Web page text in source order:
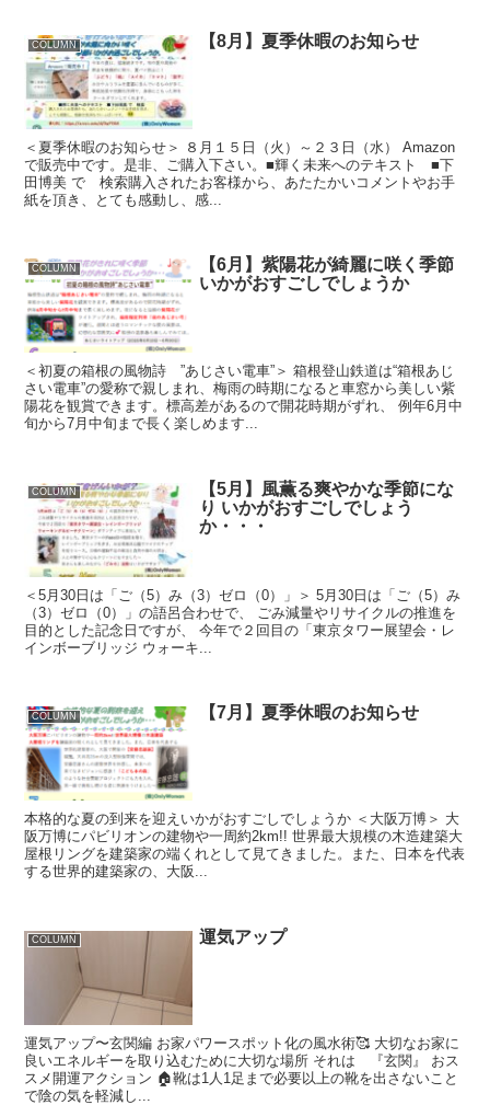
COLUMN 【8月】夏季休暇のお知らせ
＜夏季休暇のお知らせ＞ ８月１５日（火）～２３日（水） Amazon
で販売中です。是非、ご購入下さい。■輝く未来へのテキスト ■下
田博美 で 検索購入されたお客様から、あたたかいコメントやお手
紙を頂き、とても感動し、感...
COLUMN
【6月】紫陽花が綺麗に咲く季節
いかがおすごしでしょうか
＜初夏の箱根の風物詩 ”あじさい電車”＞ 箱根登山鉄道は“箱根あじ
さい電車”の愛称で親しまれ、梅雨の時期になると車窓から美しい紫
陽花を観賞できます。標高差があるので開花時期がずれ、 例年6月中
旬から7月中旬まで長く楽しめます...
COLUMN
【5月】風薫る爽やかな季節にな
り いかがおすごしでしょう
か・・・
＜5月30日は「ご（5）み（3）ゼロ（0）」＞ 5月30日は「ご（5）み
（3）ゼロ（0）」の語呂合わせで、 ごみ減量やリサイクルの推進を
目的とした記念日ですが、 今年で２回目の「東京タワー展望会・レ
インボーブリッジ ウォーキ...
COLUMN 【7月】夏季休暇のお知らせ
本格的な夏の到来を迎えいかがおすごしでしょうか ＜大阪万博＞ 大
阪万博にパビリオンの建物や一周約2km!! 世界最大規模の木造建築大
屋根リングを建築家の端くれとして見てきました。また、日本を代表
する世界的建築家の、大阪...
COLUMN 運気アップ
運気アップ〜玄関編 お家パワースポット化の風水術🥰 大切なお家に
良いエネルギーを取り込むために大切な場所 それは 『玄関』 おス
スメ開運アクション 🏠靴は1人1足まで必要以上の靴を出さないこと
で陰の気を軽減し...